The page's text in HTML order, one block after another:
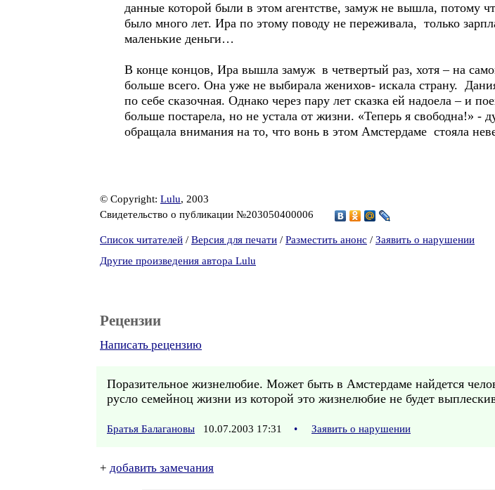
данные которой были в этом агентстве, замуж не вышла, потому
было много лет. Ира по этому поводу не переживала, только
маленькие деньги…
В конце концов, Ира вышла замуж в четвертый раз, хотя – на
больше всего. Она уже не выбирала женихов- искала страну.
по себе сказочная. Однако через пару лет сказка ей надоела – и
больше постарела, но не устала от жизни. «Теперь я свободна!» -
обращала внимания на то, что вонь в этом Амстердаме стояла
© Copyright: Lulu, 2003
Свидетельство о публикации №203050400006
Список читателей / Версия для печати / Разместить анонс / Заявить о нарушении
Другие произведения автора Lulu
Рецензии
Написать рецензию
Поразительное жизнелюбие. Может быть в Амстердаме найдется
русло семейноц жизни из которой это жизнелюбие не будет
Братья Балагановы 10.07.2003 17:31 • Заявить о нарушении
+ добавить замечания